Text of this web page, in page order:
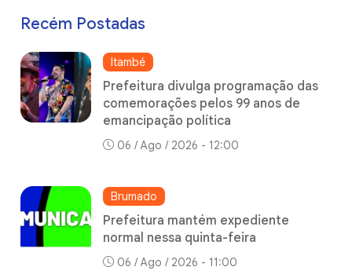
Recém Postadas
Itambé
Prefeitura divulga programação das
comemorações pelos 99 anos de
emancipação política
06 / Ago / 2026 - 12:00
Brumado
Prefeitura mantém expediente
normal nessa quinta-feira
06 / Ago / 2026 - 11:00